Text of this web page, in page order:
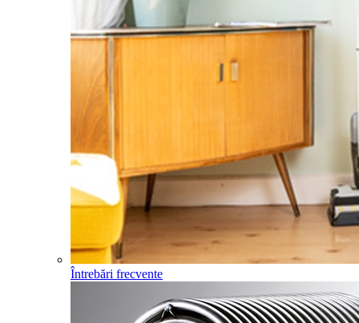
Întrebări frecvente